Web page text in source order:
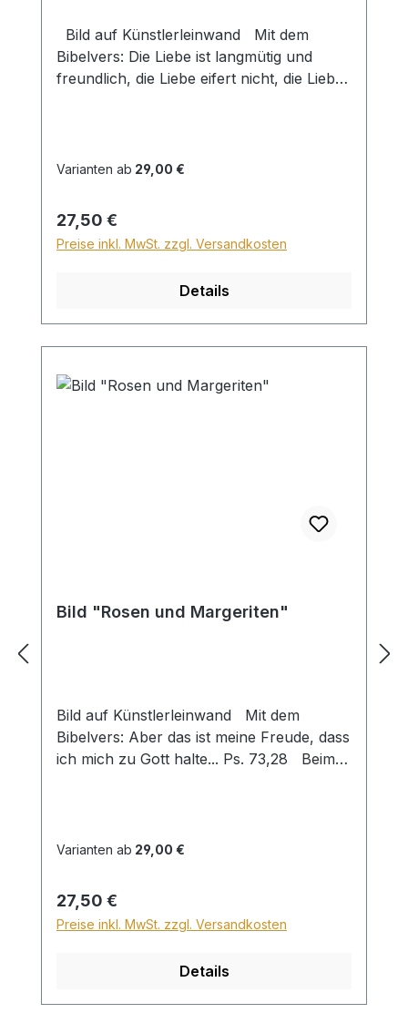
Bild auf Künstlerleinwand Mit dem
Bibelvers: Die Liebe ist langmütig und
freundlich, die Liebe eifert nicht, die Liebe
120cm wird für den Versand innerhalb
Höhe von 28,99€ berechnet. Für den
Versand ins Ausland beträgt der
Sperrgutzuschlag 30€.
Varianten ab 29,00 €
Regulärer Preis:
27,50 €
Preise inkl. MwSt. zzgl. Versandkosten
Details
Bild "Rosen und Margeriten"
Bild auf Künstlerleinwand Mit dem
Bibelvers: Aber das ist meine Freude, dass
ich mich zu Gott halte... Ps. 73,28 Beim
Zuschlag für Sperrgut in Höhe von
Ausland beträgt der Sperrgutzuschlag
30€.
Varianten ab 29,00 €
Regulärer Preis:
27,50 €
Preise inkl. MwSt. zzgl. Versandkosten
Details